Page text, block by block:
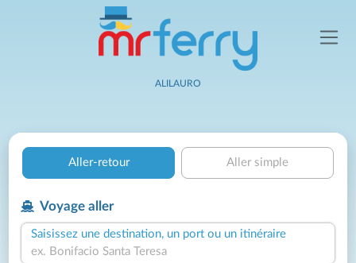
ALILAURO
Aller-retour Aller simple
Voyage aller
Saisissez une destination, un port ou un itinéraire